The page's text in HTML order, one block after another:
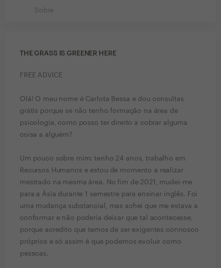
Sobre
THE GRASS IS GREENER HERE
FREE ADVICE
Olá! O meu nome é Carlota Bessa e dou consultas
grátis porque se não tenho formação na área de
psicologia, como posso ter direito a cobrar alguma
coisa a alguém?
Um pouco sobre mim: tenho 24 anos, trabalho em
Recursos Humanos e estou de momento a realizar
mestrado na mesma área. No fim de 2021, mudei-me
para a Ásia durante 1 semestre para ensinar inglês. Foi
uma mudança substancial, mas achei que me estava a
conformar e não poderia deixar que tal acontecesse,
porque acredito que temos de ser exigentes connosco
próprios e só assim é que podemos evoluir como
pessoas.